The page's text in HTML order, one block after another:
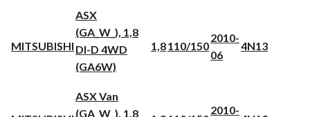
MITSUBISHI
ASX
(GA_W_), 1,8
DI-D 4WD
(GA6W)
1,8110/150
2010-
06
4N13
ASX Van
(GA_W_), 1,8
2010-